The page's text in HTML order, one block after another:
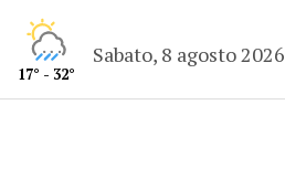
17° - 32°
Sabato, 8 agosto 2026